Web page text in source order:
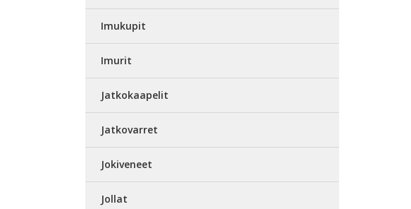
Imukupit
Imurit
Jatkokaapelit
Jatkovarret
Jokiveneet
Jollat